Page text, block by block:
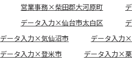
営業事務×柴田郡大河原町
データ入力×仙台市太白区
データ入力×気仙沼市 データ入力
データ入力×登米市 データ入力×